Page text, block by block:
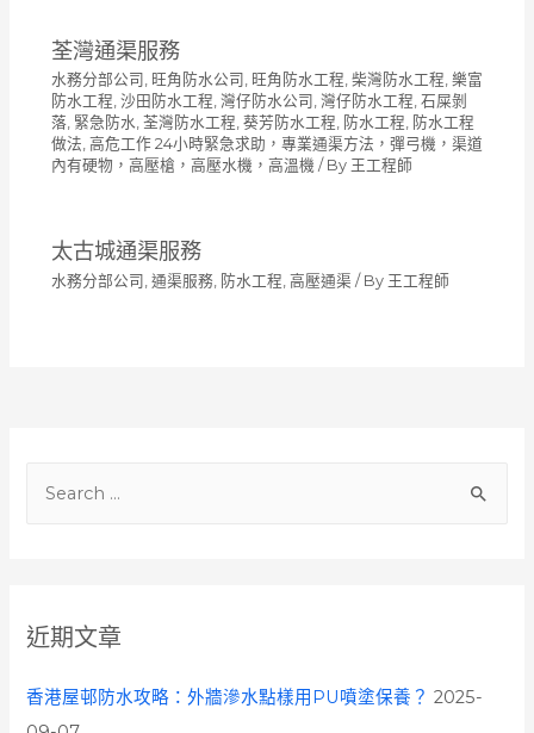
h
f
o
近期文章
香港屋邨防水攻略：外牆滲水點樣用PU噴塗保養？ 2025-
荃灣通渠服務
水務分部公司 , 旺角防水公司 , 旺角防水工程, 柴灣防水工程, 樂富
防水工程, 沙田防水工程, 灣仔防水公司 , 灣仔防水工程, 石屎剝
落, 緊急防水, 荃灣防水工程, 葵芳防水工程, 防水工程, 防水工程
做法, 高危工作 24小時緊急求助，專業通渠方法，彈弓機，渠道
內有硬物，高壓槍，高壓水機，高溫機 / By 王工程師
太古城通渠服務
水務分部公司 通渠服務 防水工程 高壓通渠 / By 王工程師